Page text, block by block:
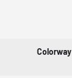
Colorway